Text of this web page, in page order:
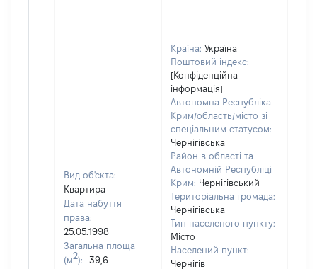
Вид об'єкта:
Квартира
Дата набуття
права:
25.05.1998
Загальна площа
(м2):
39,6
Країна: Україна
Поштовий індекс:
[Конфіденційна
інформація]
Автономна Республіка
Крим/область/місто зі
спеціальним статусом:
Чернігівська
Район в області та
Автономній Республіці
Крим: Чернігівський
Територіальна громада:
Чернігівська
Тип населеного пункту:
Місто
Населений пункт:
Чернігів